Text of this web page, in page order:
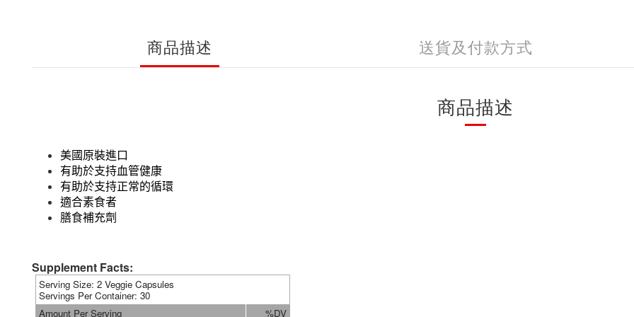
商品描述 送貨及付款方式
商品描述
美國原裝進口
有助於支持血管健康
有助於支持正常的循環
適合素食者
膳食補充劑
Supplement Facts:
Serving Size: 2 Veggie Capsules
Servings Per Container: 30
Amount Per Serving
%DV